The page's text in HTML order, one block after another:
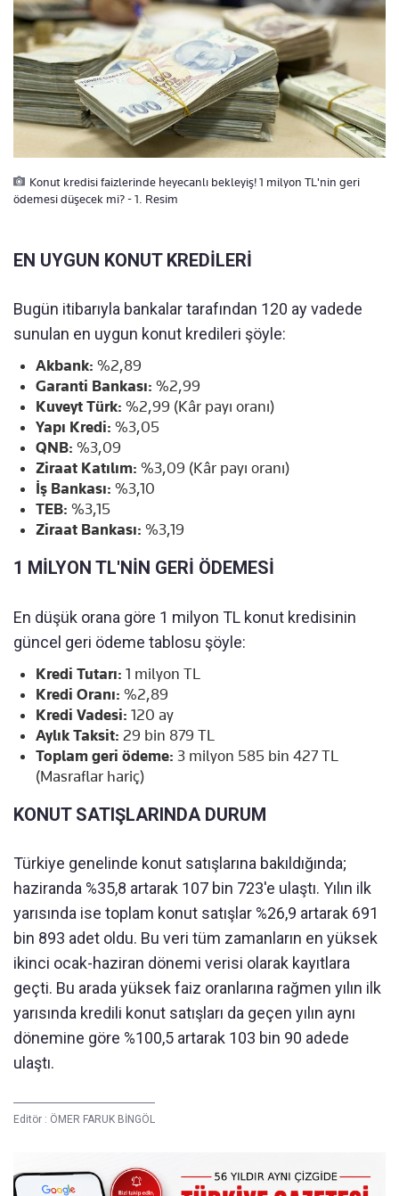
Konut kredisi faizlerinde heyecanlı bekleyiş! 1 milyon TL'nin geri
ödemesi düşecek mi? - 1. Resim
EN UYGUN KONUT KREDİLERİ
Bugün itibarıyla bankalar tarafından 120 ay vadede
sunulan en uygun konut kredileri şöyle:
Akbank: %2,89
Garanti Bankası: %2,99
Kuveyt Türk: %2,99 (Kâr payı oranı)
Yapı Kredi: %3,05
QNB: %3,09
Ziraat Katılım: %3,09 (Kâr payı oranı)
İş Bankası: %3,10
TEB: %3,15
Ziraat Bankası: %3,19
1 MİLYON TL'NİN GERİ ÖDEMESİ
En düşük orana göre 1 milyon TL konut kredisinin
güncel geri ödeme tablosu şöyle:
Kredi Tutarı: 1 milyon TL
Kredi Oranı: %2,89
Kredi Vadesi: 120 ay
Aylık Taksit: 29 bin 879 TL
Toplam geri ödeme: 3 milyon 585 bin 427 TL
(Masraflar hariç)
KONUT SATIŞLARINDA DURUM
Türkiye genelinde konut satışlarına bakıldığında;
haziranda %35,8 artarak 107 bin 723'e ulaştı. Yılın ilk
yarısında ise toplam konut satışlar %26,9 artarak 691
bin 893 adet oldu. Bu veri tüm zamanların en yüksek
ikinci ocak-haziran dönemi verisi olarak kayıtlara
geçti. Bu arada yüksek faiz oranlarına rağmen yılın ilk
yarısında kredili konut satışları da geçen yılın aynı
dönemine göre %100,5 artarak 103 bin 90 adede
ulaştı.
Editör : ÖMER FARUK BİNGÖL